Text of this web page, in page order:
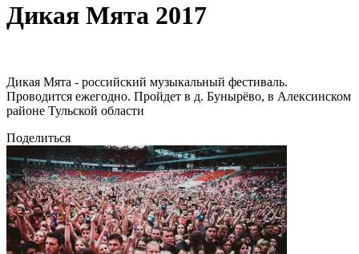
Дикая Мята 2017
Дикая Мята - российский музыкальный фестиваль.
Проводится ежегодно. Пройдет в д. Бунырёво, в Алексинском
районе Тульской области
Поделиться